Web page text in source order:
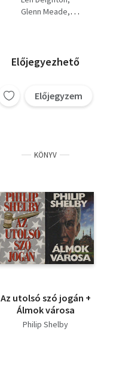
Jaj neked, Babilon +
Glenn Meade
Előjegyezhető
Előjegyzem
KÖNYV
Az utolsó szó jogán +
Álmok városa
Philip Shelby